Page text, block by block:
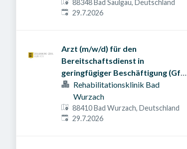
oder Teilzeit
88348 Bad Saulgau, Deutschland
Veröffentlicht am
29.7.2026
Arzt (m/w/d) für den
Bereitschaftsdienst in
geringfügiger Beschäftigung (GfB),
Voll- oder Teilzeit (50-100%)
Rehabilitationsklinik Bad
Wurzach
88410 Bad Wurzach, Deutschland
Veröffentlicht am
29.7.2026